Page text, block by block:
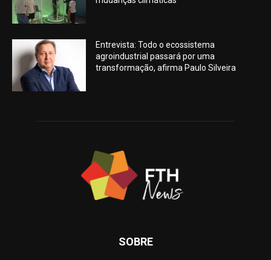
Entrevista: Todo o ecossistema
agroindustrial passará por uma
transformação, afirma Paulo Silveira
SOBRE